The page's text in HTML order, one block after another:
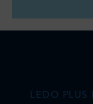
LEDO PLUS